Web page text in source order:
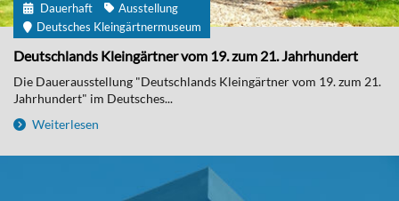
Dauerhaft
Ausstellung
Deutsches Kleingärtnermuseum
Deutschlands Kleingärtner vom 19. zum 21. Jahrhundert
Die Dauerausstellung "Deutschlands Kleingärtner vom 19. zum 21.
Jahrhundert" im Deutsches...
Weiterlesen